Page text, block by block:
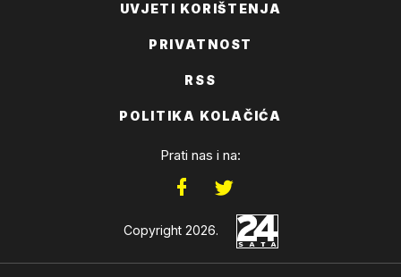
UVJETI KORIŠTENJA
PRIVATNOST
RSS
POLITIKA KOLAČIĆA
Prati nas i na:
Copyright 2026.